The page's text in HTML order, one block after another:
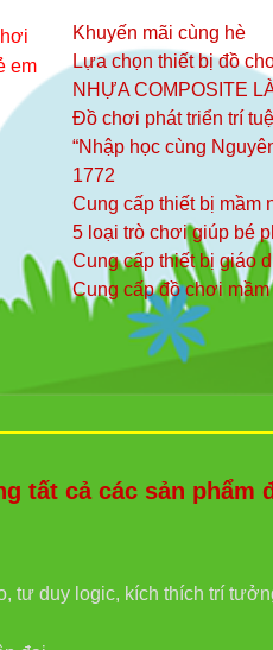
em
Khuyến mãi cùng hè
Lựa chọn thiết bị đồ
NHỰA COMPOSITE
Đồ chơi phát triển trí
“Nhập học cùng
1772
Cung cấp thiết bị mầm
5 loại trò chơi giúp bé
Cung cấp thiết bị giáo
Cung cấp đồ chơi
tất cả các sản phẩm
tư duy logic, kích thích trí